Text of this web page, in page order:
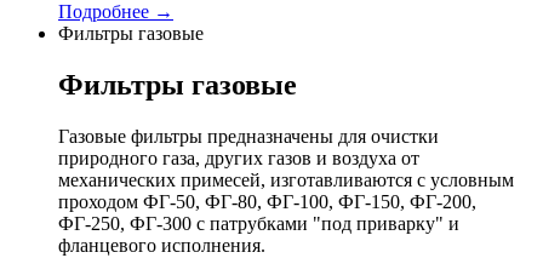
Подробнее →
Фильтры газовые
Фильтры газовые
Газовые фильтры предназначены для очистки
природного газа, других газов и воздуха от
механических примесей, изготавливаются с условным
проходом ФГ-50, ФГ-80, ФГ-100, ФГ-150, ФГ-200,
ФГ-250, ФГ-300 с патрубками "под приварку" и
фланцевого исполнения.